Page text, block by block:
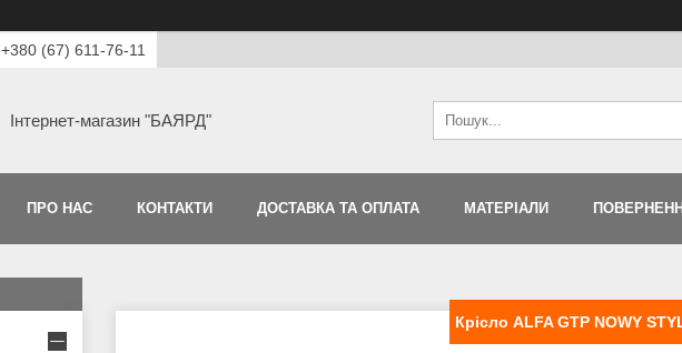
+380 (67) 611-76-11
Інтернет-магазин "БАЯРД"
ПРО НАС КОНТАКТИ ДОСТАВКА ТА ОПЛАТА МАТЕРІАЛИ
Крісло ALFA GTP NOWY